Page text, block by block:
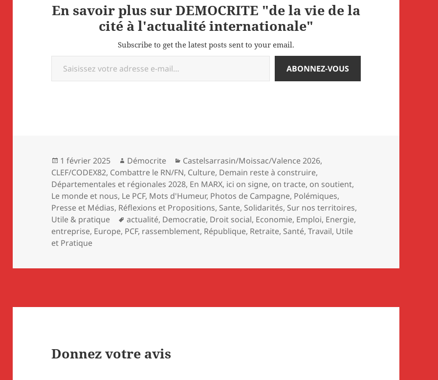
En savoir plus sur DEMOCRITE "de la vie de la
cité à l'actualité internationale"
Subscribe to get the latest posts sent to your email.
Saisissez votre adresse e-mail…
ABONNEZ-VOUS
Publié
le
1 février 2025 Auteur
Démocrite Catégories
Castelsarrasin/Moissac/Valence 2026,
CLEF/CODEX82, Combattre le RN/FN, Culture, Demain reste à construire,
Départementales et régionales 2028, En MARX, ici on signe, on tracte, on soutient,
Le monde et nous, Le PCF, Mots d'Humeur, Photos de Campagne, Polémiques,
Presse et Médias, Réflexions et Propositions, Sante, Solidarités, Sur nos territoires,
Utile & pratique
Mots-
clés
actualité, Democratie, Droit social, Economie, Emploi, Energie,
entreprise, Europe, PCF, rassemblement, République, Retraite, Santé,Travail, Utile
et Pratique
Donnez votre avis